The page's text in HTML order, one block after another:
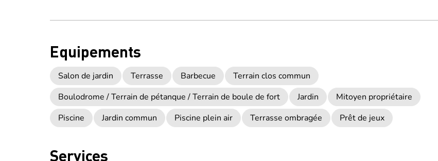
Equipements
Salon de jardin Terrasse Barbecue
Terrain clos commun
Boulodrome / Terrain de pétanque / Terrain de boule de fort
Jardin
Mitoyen propriétaire
Piscine
Jardin commun Piscine plein air Terrasse ombragée Prêt de jeux
Services